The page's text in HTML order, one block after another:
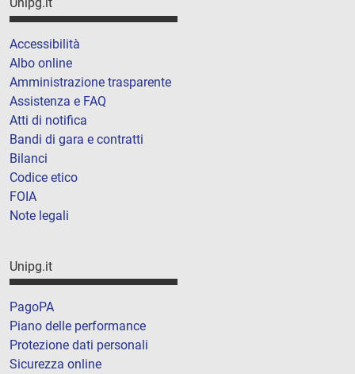
Unipg.it
Accessibilità
Albo online
Amministrazione trasparente
Assistenza e FAQ
Atti di notifica
Bandi di gara e contratti
Bilanci
Codice etico
FOIA
Note legali
Unipg.it
PagoPA
Piano delle performance
Protezione dati personali
Sicurezza online